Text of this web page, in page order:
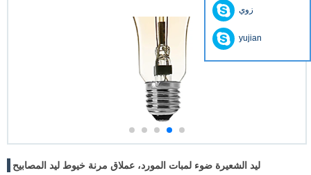
ليد الشعيرة ضوء لمبات المورد، عملاق مرنة خيوط ليد المصابيح
زوي
yujian